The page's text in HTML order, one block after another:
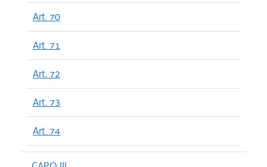
Art. 70
Art. 71
Art. 72
Art. 73
Art. 74